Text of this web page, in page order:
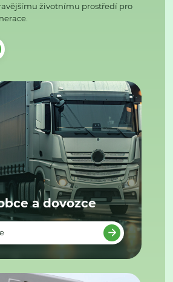
životnímu prostředí pro
a dovozce